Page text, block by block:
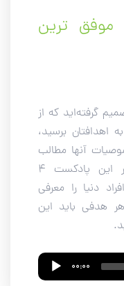
ترین
گرفته‌اید که از
برسید،
آنها مطالب
زیادی خوانده‌اید. اما سبکتو در این پادکست 4
دنیا را معرفی
هدفی باید این
00:00